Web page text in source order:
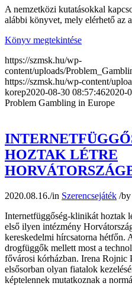
A nemzetközi kutatásokkal
alábbi könyvet, mely elérhető az
Könyv megtekintése
https://szmsk.hu/wp-
content/uploads/
https://szmsk.hu/wp-content/
korep2020-08-30 08:57:462020-
Problem Gambling in Europe
HOZTAK LÉTRE
2020.08.16./in Szerencsejáték /by
Internetfüggőség-klinikát hoztak
első ilyen intézmény
kereskedelmi hírcsatorna hétfőn.
drogfüggők mellett most a
fővárosi kórházban. Irena Rojnic
elsősorban olyan fiatalok
képtelennek mutatkoznak a